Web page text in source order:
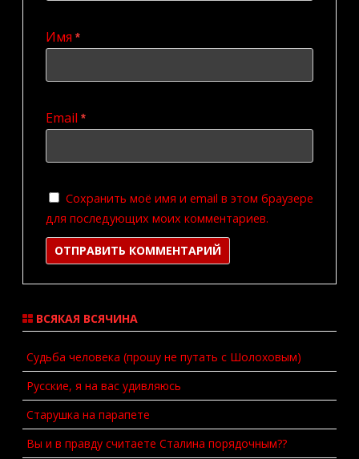
Имя *
Email *
Сохранить моё имя и email в этом браузере
для последующих моих комментариев.
ВСЯКАЯ ВСЯЧИНА
Судьба человека (прошу не путать с Шолоховым)
Русские, я на вас удивляюсь
Старушка на парапете
Вы и в правду считаете Сталина порядочным??